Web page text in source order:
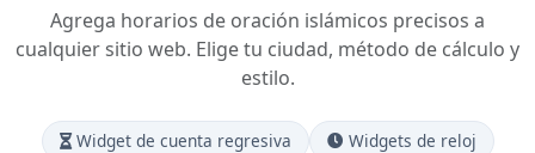
Agrega horarios de oración islámicos precisos a
cualquier sitio web. Elige tu ciudad, método de cálculo y
estilo.
Widget de cuenta regresiva
Widgets de reloj